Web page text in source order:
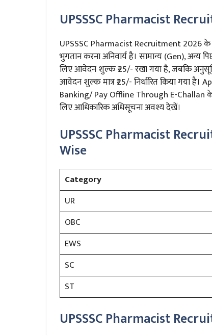
UPSSSC Pharmacist
UPSSSC Pharmacist Recruitment 2026 के
भुगतान करना अनिवार्य है। सामान्य (Gen), अन्य
लिए आवेदन शुल्क ₹25/- रखा गया है, जबकि
आवेदन शुल्क मात्र ₹25/- निर्धारित किया गया
Banking/ Pay Offline Through E-
लिए आधिकारिक अधिसूचना अवश्य देखें।
UPSSSC Pharmacist
Wise
Category
UR
OBC
EWS
SC
ST
UPSSSC Pharmacist